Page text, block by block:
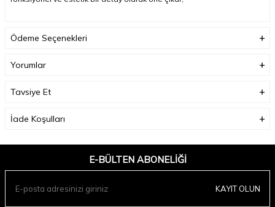
Ödeme Seçenekleri
Yorumlar
Tavsiye Et
İade Koşulları
E-BÜLTEN ABONELIĞI
KAYIT OLUN